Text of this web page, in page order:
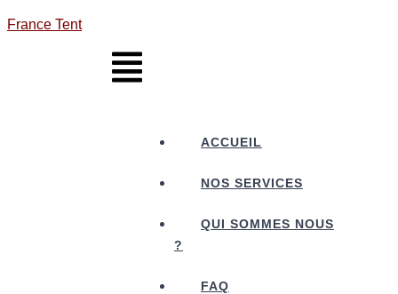
France Tent
ACCUEIL
NOS SERVICES
QUI SOMMES NOUS
?
FAQ